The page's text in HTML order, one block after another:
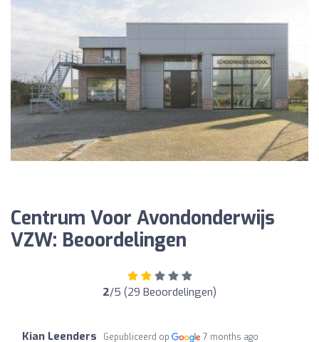
Centrum Voor Avondonderwijs
VZW: Beoordelingen
2/5 (29 Beoordelingen)
Kian Leenders Gepubliceerd op 7 months ago